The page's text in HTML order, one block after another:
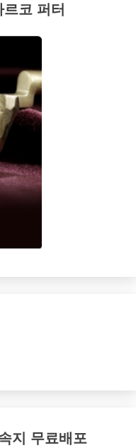
르코 퍼터
지 무료배포